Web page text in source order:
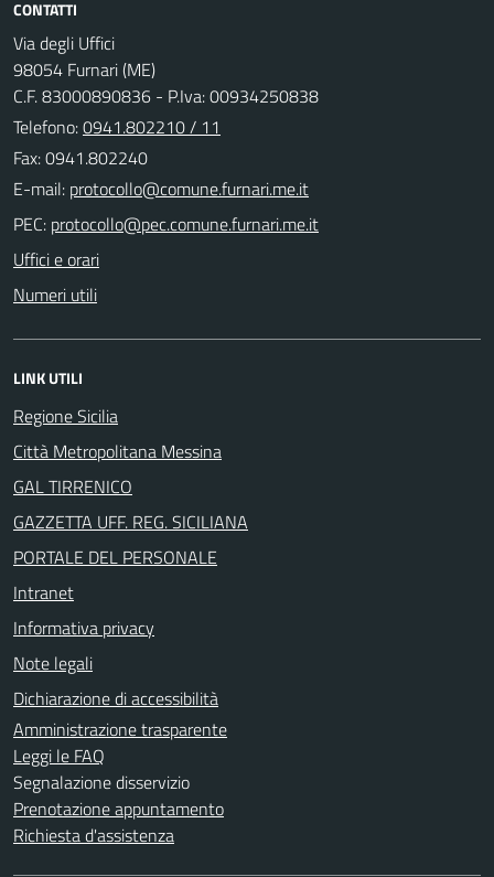
CONTATTI
Via degli Uffici
98054 Furnari (ME)
C.F. 83000890836 - P.Iva: 00934250838
Telefono:0941.802210 / 11
Fax: 0941.802240
E-mail:
PEC:
Uffici e orari
Numeri utili
LINK UTILI
Regione Sicilia
Città Metropolitana Messina
GAL TIRRENICO
GAZZETTA UFF. REG. SICILIANA
PORTALE DEL PERSONALE
Intranet
Informativa privacy
Note legali
Dichiarazione di accessibilità
Amministrazione trasparente
Leggi le FAQ
Segnalazione disservizio
Prenotazione appuntamento
Richiesta d'assistenza